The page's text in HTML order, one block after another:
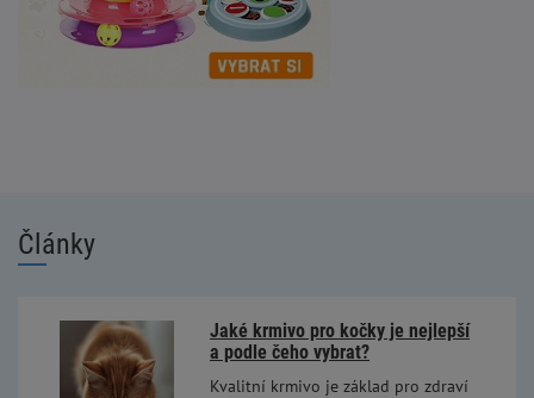
Články
Jaké krmivo pro kočky je nejlepší
a podle čeho vybrat?
Kvalitní krmivo je základ pro zdraví